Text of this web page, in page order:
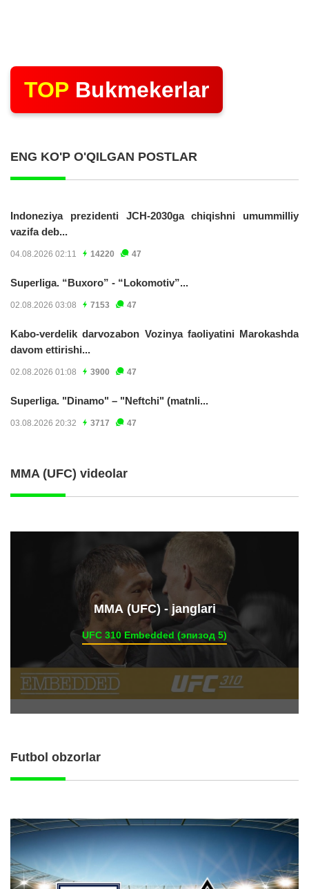
TOP Bukmekerlar
ENG KO'P O'QILGAN POSTLAR
Indoneziya prezidenti JCH-2030ga chiqishni umummilliy
vazifa deb...
04.08.2026 02:11 14220 47
Superliga. “Buxoro” - “Lokomotiv”...
02.08.2026 03:08 7153 47
Kabo-verdelik darvozabon Vozinya faoliyatini Marokashda
davom ettirishi...
02.08.2026 01:08 3900 47
Superliga. "Dinamo" – "Neftchi" (matnli...
03.08.2026 20:32 3717 47
MMA (UFC) videolar
ММА (UFC) - janglari
UFC 310 Embedded (эпизод 5)
Futbol obzorlar